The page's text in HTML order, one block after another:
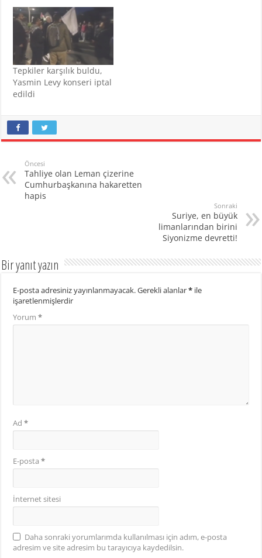
Tepkiler karşılık buldu,
Yasmin Levy konseri iptal
edildi
Öncesi
Tahliye olan Leman çizerine
Cumhurbaşkanına hakaretten
hapis
Sonraki
Suriye, en büyük
limanlarından birini
Siyonizme devretti!
Bir yanıt yazın
E-posta adresiniz yayınlanmayacak.Gerekli alanlar* ile
işaretlenmişlerdir
Yorum*
Ad*
E-posta*
İnternet sitesi
Daha sonraki yorumlarımda kullanılması için adım, e-posta
adresim ve site adresim bu tarayıcıya kaydedilsin.